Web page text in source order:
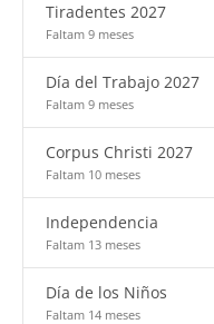
Tiradentes 2027
Faltam 9 meses
Día del Trabajo 2027
Faltam 9 meses
Corpus Christi 2027
Faltam 10 meses
Independencia
Faltam 13 meses
Día de los Niños
Faltam 14 meses